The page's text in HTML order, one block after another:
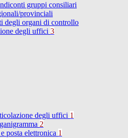
gruppi consiliari
provinciali
degli organi di controllo
degli uffici 3
degli uffici 1
2
posta elettronica 1